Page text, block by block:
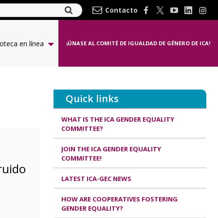
Contacto
en línea ¡ÚNASE AL COMITÉ DE IGUALDAD DE GÉNERO DE ICA!
Quick links
WHAT IS THE ICA GENDER EQUALITY
COMMITTEE?
JOIN THE ICA GENDER EQUALITY
COMMITTEE!
LATEST ICA-GEC NEWS
HOW ARE COOPERATIVES FOSTERING
GENDER EQUALITY?